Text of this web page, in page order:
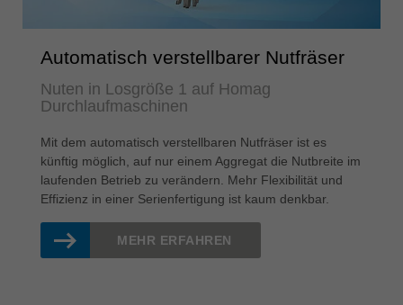
Automatisch verstellbarer Nutfräser
Nuten in Losgröße 1 auf Homag
Durchlaufmaschinen
Mit dem automatisch verstellbaren Nutfräser ist es
künftig möglich, auf nur einem Aggregat die Nutbreite im
laufenden Betrieb zu verändern. Mehr Flexibilität und
Effizienz in einer Serienfertigung ist kaum denkbar.
MEHR ERFAHREN